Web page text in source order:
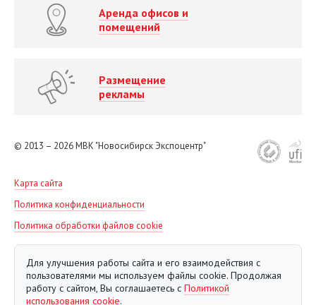
Аренда офисов и
помещений
Размещение
рекламы
Для улучшения работы сайта и его взаимодействия с
пользователями мы используем файлы cookie. Продолжая
работу с сайтом, Вы соглашаетесь с Политикой
использования cookie.
© 2013 – 2026МВК "Новосибирск Экспоцентр"
Карта сайта
Политика конфиденциальности
Политика обработки файлов cookie